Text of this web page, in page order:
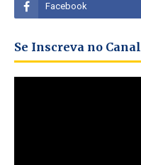
Se Inscreva no Canal